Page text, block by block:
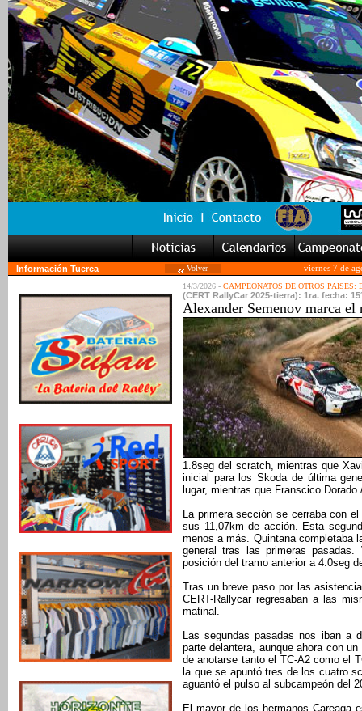
Información Tuerca Volver
viernes 7 de
14/3/2026 - CAMPEONATOS DE OTROS PAISES:
(CERT RallyCar 2025-tierra): 1ra. fecha:
Alexander Semenov marca el
1.8seg del scratch, mientras que
inicial para los Skoda de última
lugar, mientras que Franscico
La primera sección se cerraba con
sus 11,07km de acción. Esta
menos a más. Quintana completaba
general tras las primeras
posición del tramo anterior a 4.0seg
Tras un breve paso por las
CERT-Rallycar regresaban a las
matinal.
Las segundas pasadas nos iban a
parte delantera, aunque ahora con
de anotarse tanto el TC-A2 como el
la que se apuntó tres de los cuatro
aguantó el pulso al subcampeón del
El mayor de los hermanos Careaga